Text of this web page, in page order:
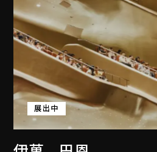
展出中